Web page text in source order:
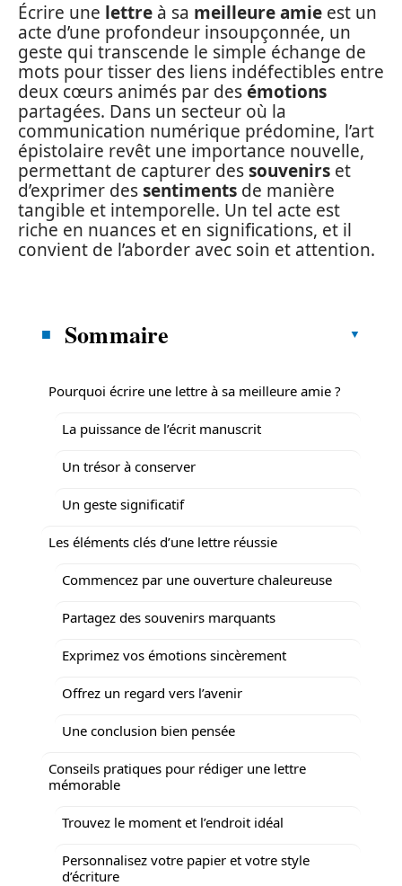
Écrire une lettre à sa meilleure amie est un
acte d’une profondeur insoupçonnée, un
geste qui transcende le simple échange de
mots pour tisser des liens indéfectibles entre
deux cœurs animés par desémotions
partagées. Dans un secteur où la
communication numérique prédomine, l’art
épistolaire revêt une importance nouvelle,
permettant de capturer dessouvenirs et
d’exprimer dessentiments de manière
tangible et intemporelle. Un tel acte est
riche en nuances et en significations, et il
convient de l’aborder avec soin et attention.
Sommaire
Pourquoi écrire une lettre à sa meilleure amie ?
La puissance de l’écrit manuscrit
Un trésor à conserver
Un geste significatif
Les éléments clés d’une lettre réussie
Commencez par une ouverture chaleureuse
Partagez des souvenirs marquants
Exprimez vos émotions sincèrement
Offrez un regard vers l’avenir
Une conclusion bien pensée
Conseils pratiques pour rédiger une lettre
mémorable
Trouvez le moment et l’endroit idéal
Personnalisez votre papier et votre style
d’écriture